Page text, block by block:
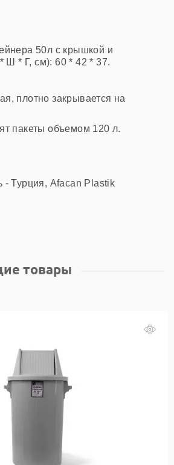
50л с крышкой и
Ш * Г, см): 60 * 42 * 37.
плотно закрывается на
пакеты объемом 120 л.
- Турция, Afacan Plastik
товары